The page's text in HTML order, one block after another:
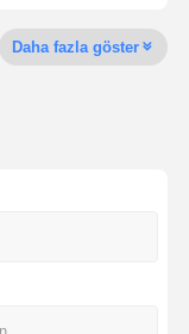
Daha fazla göster